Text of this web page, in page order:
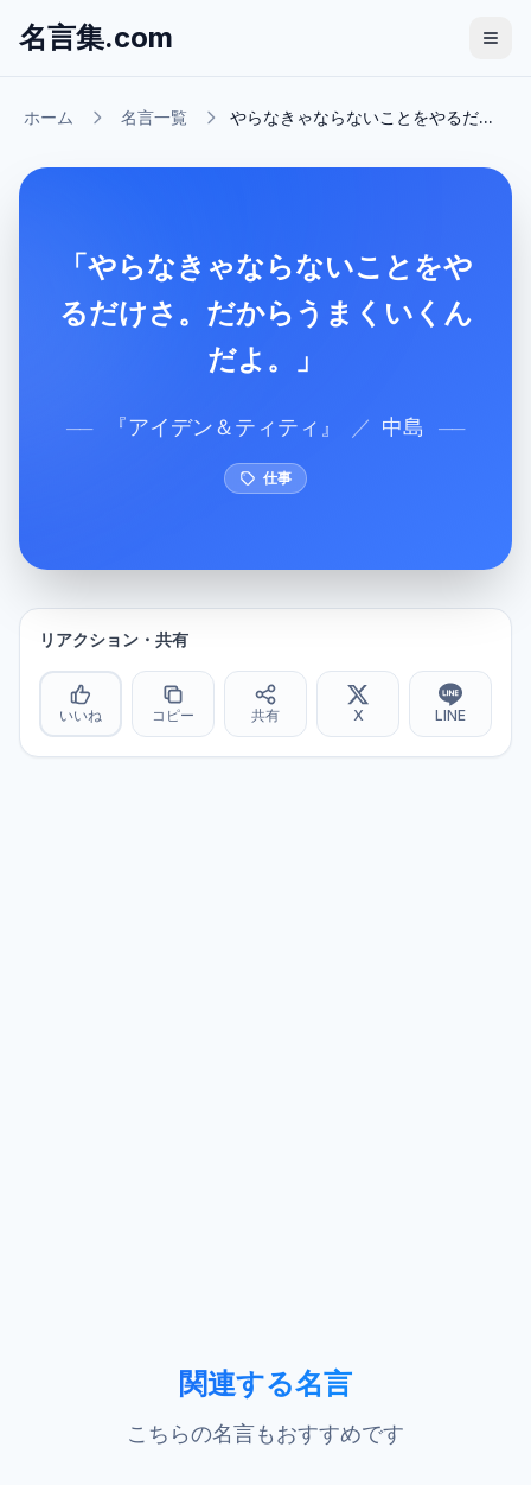
名言集.com
ホーム 名言一覧 やらなきゃならないことをやるだ...
「やらなきゃならないことをや
るだけさ。だからうまくいくん
だよ。」
── 『アイデン＆ティティ 』 ／ 中島 ──
仕事
リアクション・共有
いいね コピー 共有 X LINE
関連する名言
こちらの名言もおすすめです